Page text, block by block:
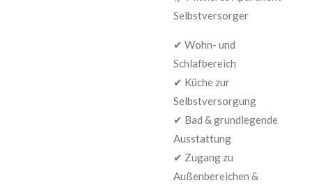
Selbstversorger
✔ Wohn- und
Schlafbereich
✔ Küche zur
Selbstversorgung
✔ Bad & grundlegende
Ausstattung
✔ Zugang zu
Außenbereichen &